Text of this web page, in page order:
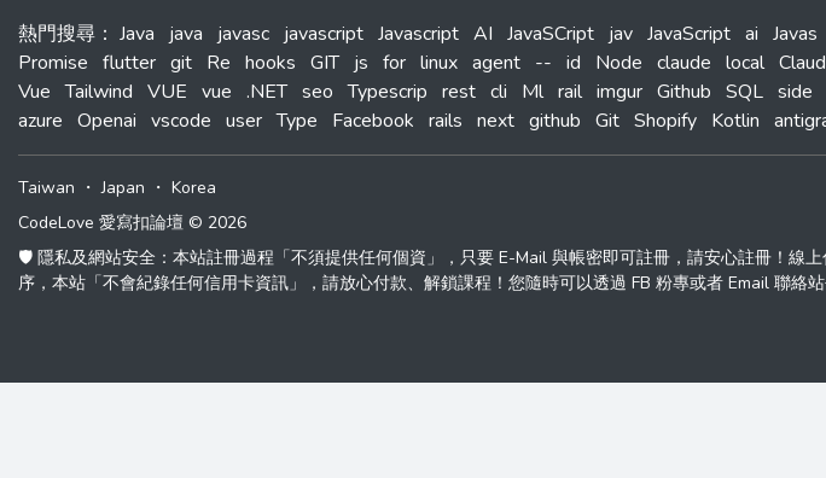
熱門搜尋 ： Java java javasc javascript Javascript AI JavaSCript jav JavaScript ai Javas
Promise flutter git Re hooks GIT js for linux agent -- id Node claude local
Vue Tailwind VUE vue .NET seo Typescrip rest cli Ml rail imgur Github SQL side
azure Openai vscode user Type Facebook rails next github Git Shopify Kotlin
Taiwan ・Japan ・ Korea
CodeLove 愛寫扣論壇 © 2026
🛡️ 隱私及網站安全：本站註冊過程「不須提供任何個資」，只要 E-Mail 與帳密即可註冊，請安心註冊！線
序，本站「不會紀錄任何信用卡資訊」，請放心付款、解鎖課程！您隨時可以透過 FB 粉專或者 Email 聯絡